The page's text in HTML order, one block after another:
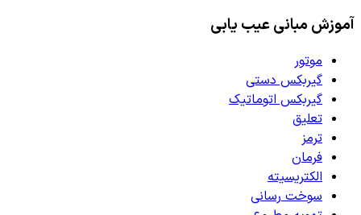
آموزش مبانی عیب یابی
موتور
گیربکس دستی
گیربکس اتوماتیک
تعلیق
ترمز
فرمان
الکتریسیته
سوخت رسانی